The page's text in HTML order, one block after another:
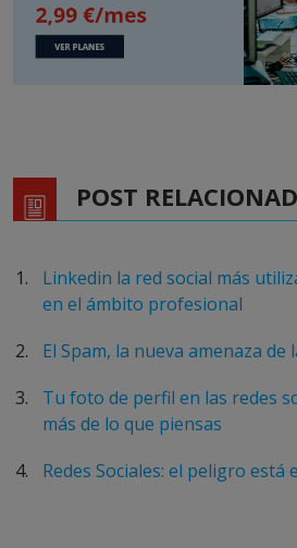
POST
Linkedin la red social más
en el ámbito profesional
El Spam, la nueva amenaza de
Tu foto de perfil en las redes
más de lo que piensas
Redes Sociales: el peligro está